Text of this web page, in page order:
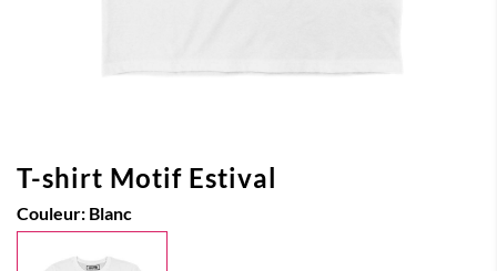
T-shirt Motif Estival
Couleur: Blanc